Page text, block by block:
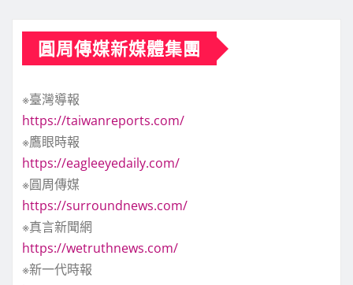
圓周傳媒新媒體集團
※臺灣導報
https://taiwanreports.com/
※鷹眼時報
https://eagleeyedaily.com/
※圓周傳媒
https://surroundnews.com/
※真言新聞網
https://wetruthnews.com/
※新一代時報